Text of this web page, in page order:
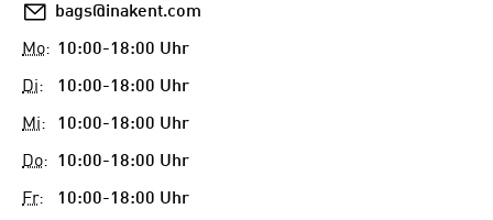
E-
bags@inakent.com
Mo: 10:00-18:00 Uhr
Di: 10:00-18:00 Uhr
Mi: 10:00-18:00 Uhr
Do: 10:00-18:00 Uhr
Fr: 10:00-18:00 Uhr